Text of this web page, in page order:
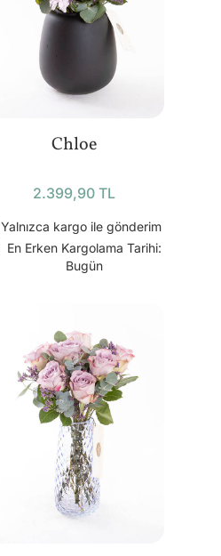
Chloe
2.399,90 TL
Yalnızca kargo ile gönderim
En Erken Kargolama Tarihi:
Bugün